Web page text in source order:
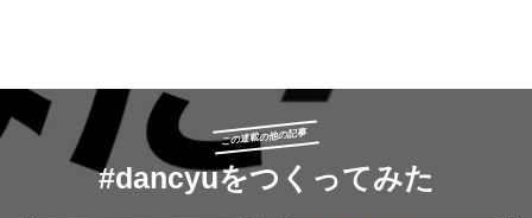
この連載の他の記事
#dancyuをつくってみた